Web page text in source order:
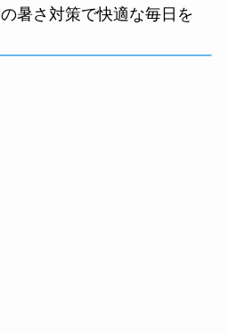
暑さ対策で快適な毎日を